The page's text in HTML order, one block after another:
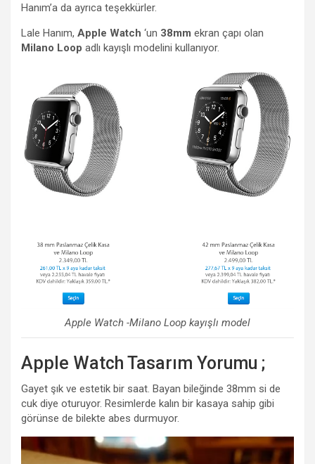
Hanım’a da ayrıca teşekkürler.
Lale Hanım, Apple Watch ‘un 38mm ekran çapı olan
Milano Loop adlı kayışlı modelini kullanıyor.
Apple Watch -Milano Loop kayışlı model
Apple Watch Tasarım Yorumu ;
Gayet şık ve estetik bir saat. Bayan bileğinde 38mm si de
cuk diye oturuyor. Resimlerde kalın bir kasaya sahip gibi
görünse de bilekte abes durmuyor.